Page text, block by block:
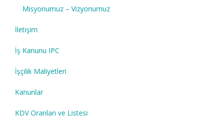
Misyonumuz – Vizyonumuz
İletişim
İş Kanunu IPC
İşçilik Maliyetleri
Kanunlar
KDV Oranları ve Listesi